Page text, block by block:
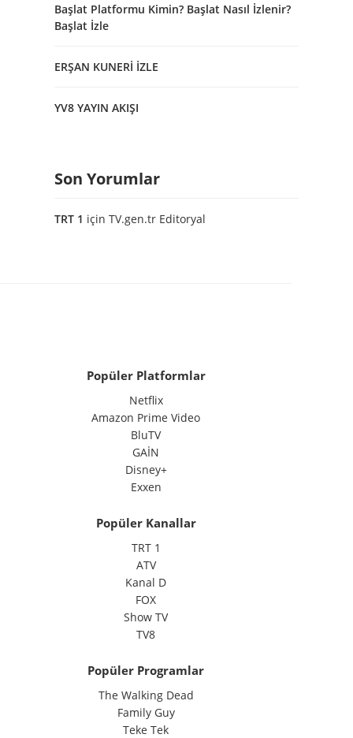
Başlat Platformu Kimin? Başlat Nasıl İzlenir?
Başlat İzle
ERŞAN KUNERİ İZLE
YV8 YAYIN AKIŞI
Son Yorumlar
TRT 1 için TV.gen.tr Editoryal
Popüler Platformlar
Netflix
Amazon Prime Video
BluTV
GAİN
Disney+
Exxen
Popüler Kanallar
TRT 1
ATV
Kanal D
FOX
Show TV
TV8
Popüler Programlar
The Walking Dead
Family Guy
Teke Tek